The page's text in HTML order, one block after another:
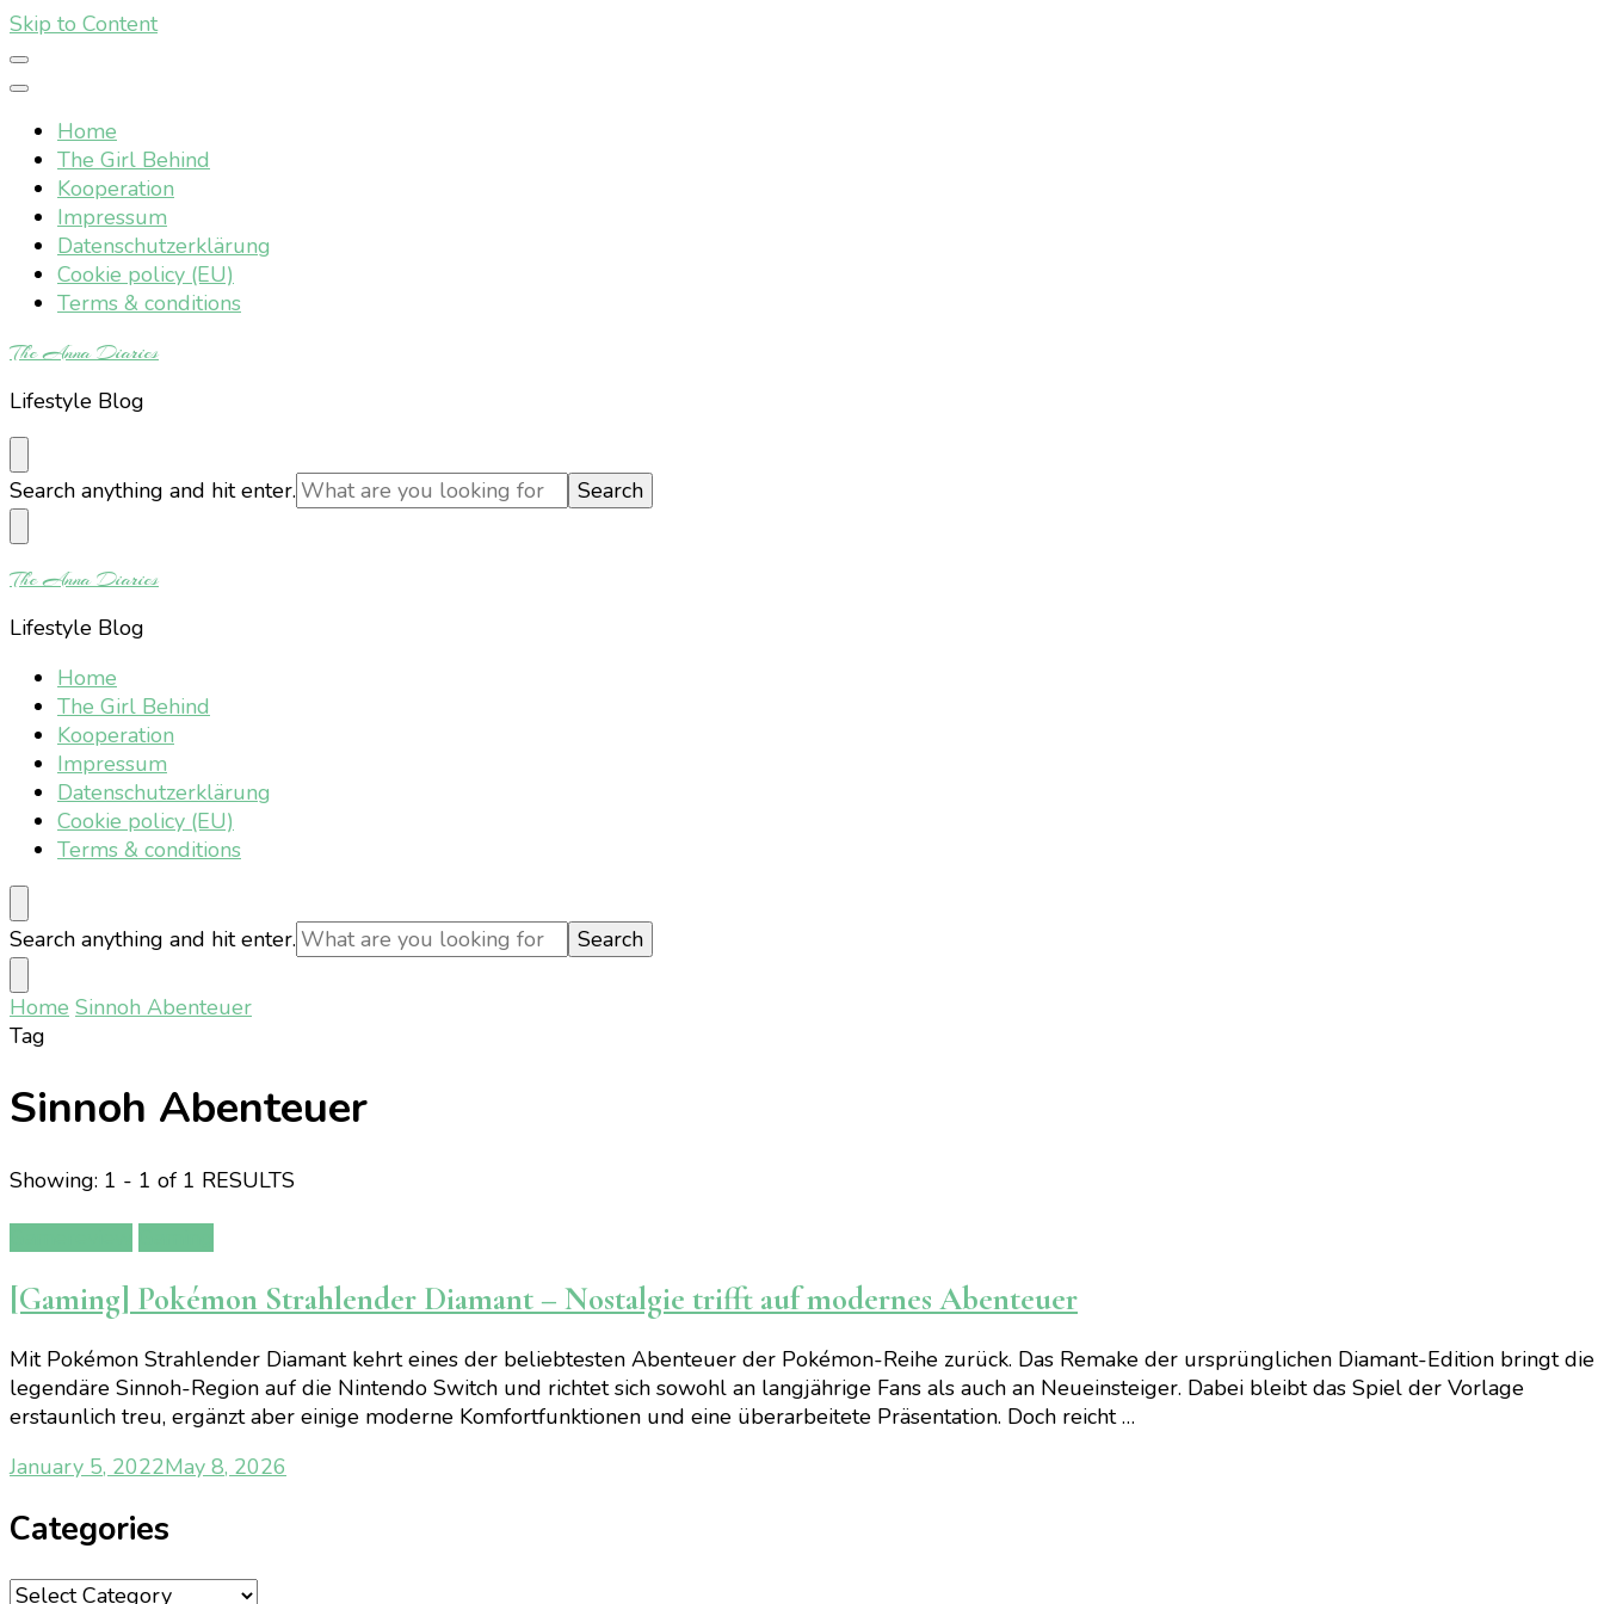
Skip to Content
Home
The Girl Behind
Kooperation
Impressum
Datenschutzerklärung
Cookie policy (EU)
Terms & conditions
The Anna Diaries
Lifestyle Blog
Looking
for
Something?
Search anything and hit enter.
The Anna Diaries
Lifestyle Blog
Home
The Girl Behind
Kooperation
Impressum
Datenschutzerklärung
Cookie policy (EU)
Terms & conditions
Looking
for
Something?
Search anything and hit enter.
Home Sinnoh Abenteuer
Tag
Sinnoh Abenteuer
Showing: 1 - 1 of 1 RESULTS
[Gaming] Pokémon Strahlender Diamant – Nostalgie trifft auf modernes Abenteuer
Mit Pokémon Strahlender Diamant kehrt eines der beliebtesten Abenteuer der Pokémon-Reihe zurück. Das Remake der ursprünglichen Diamant-Edition bringt die
legendäre Sinnoh-Region auf die Nintendo Switch und richtet sich sowohl an langjährige Fans als auch an Neueinsteiger. Dabei bleibt das Spiel der Vorlage
erstaunlich treu, ergänzt aber einige moderne Komfortfunktionen und eine überarbeitete Präsentation. Doch reicht …
January 5, 2022May 8, 2026
Categories
Categories